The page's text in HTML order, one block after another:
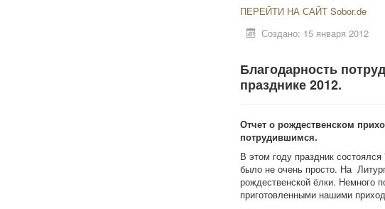
ПЕРЕЙТИ НА САЙТ Sobor.de
Создано: 15 января 2012
Благодарность
празднике 2012.
Отчет о рождественском
потрудившимся.
В этом году праздник
было не очень просто. На
рождественской ёлки. Немного
приготовленными нашими